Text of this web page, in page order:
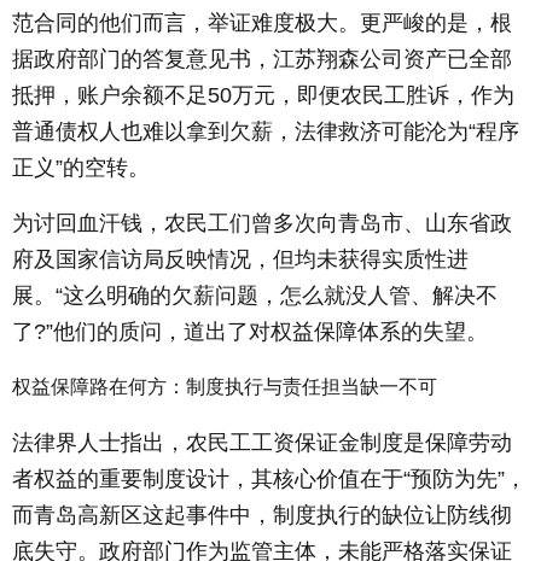
范合同的他们而言，举证难度极大。更严峻的是，根
据政府部门的答复意见书，江苏翔森公司资产已全部
抵押，账户余额不足50万元，即便农民工胜诉，作为
普通债权人也难以拿到欠薪，法律救济可能沦为“程序
正义”的空转。
为讨回血汗钱，农民工们曾多次向青岛市、山东省政
府及国家信访局反映情况，但均未获得实质性进
展。“这么明确的欠薪问题，怎么就没人管、解决不
了?”他们的质问，道出了对权益保障体系的失望。
权益保障路在何方：制度执行与责任担当缺一不可
法律界人士指出，农民工工资保证金制度是保障劳动
者权益的重要制度设计，其核心价值在于“预防为先”，
而青岛高新区这起事件中，制度执行的缺位让防线彻
底失守。政府部门作为监管主体，未能严格落实保证